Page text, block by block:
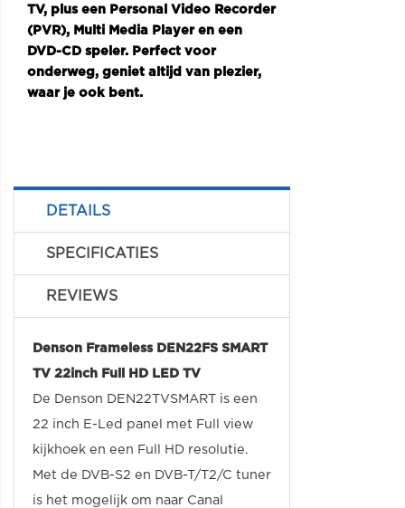
TV, plus een Personal Video Recorder
(PVR), Multi Media Player en een
DVD-CD speler. Perfect voor
onderweg, geniet altijd van plezier,
waar je ook bent.
DETAILS
SPECIFICATIES
REVIEWS
Denson Frameless DEN22FS SMART
TV 22inch Full HD LED TV
De Denson DEN22TVSMART is een
22 inch E-Led panel met Full view
kijkhoek en een Full HD resolutie.
Met de DVB-S2 en DVB-T/T2/C tuner
is het mogelijk om naar Canal